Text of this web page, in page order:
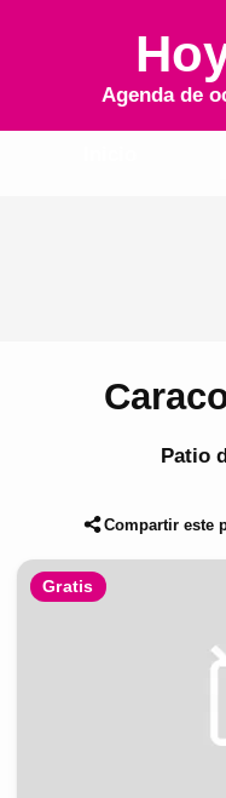
Agenda de
Patio
Compartir este
Gratis